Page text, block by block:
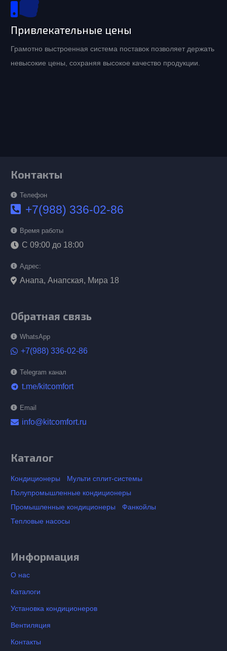
Привлекательные цены
Грамотно выстроенная система поставок позволяет держать
невысокие цены, сохраняя высокое качество продукции.
Контакты
Телефон
+7(988) 336-02-86
Время работы
С 09:00 до 18:00
Адрес:
Анапа, Анапская, Мира 18
Обратная связь
WhatsApp
+7(988) 336-02-86
Telegram канал
telegram t.me/kitcomfort
Email
info@kitcomfort.ru
Каталог
Кондиционеры
Мульти сплит-системы
Полупромышленные кондиционеры
Промышленные кондиционеры
Фанкойлы
Тепловые насосы
Информация
О нас
Каталоги
Установка кондиционеров
Вентиляция
Контакты